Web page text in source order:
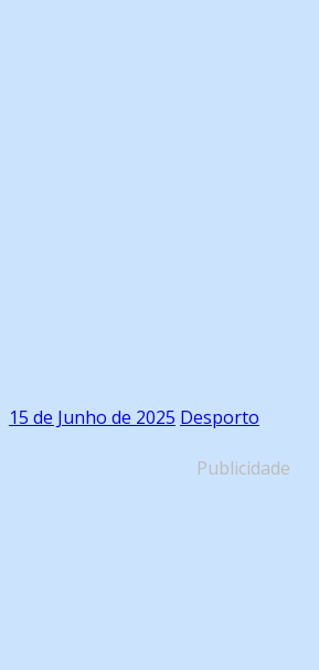
15 de Junho de 2025 Desporto
Publicidade